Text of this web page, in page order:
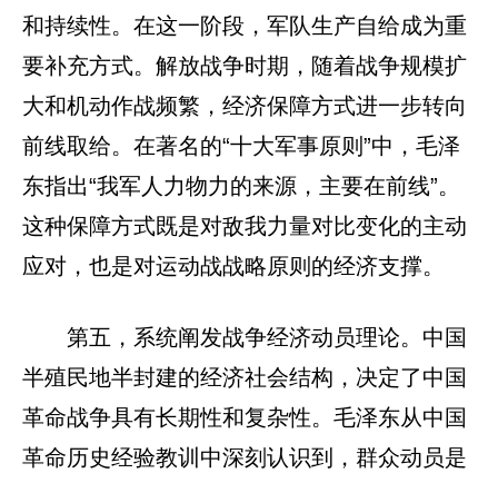
和持续性。在这一阶段，军队生产自给成为重
要补充方式。解放战争时期，随着战争规模扩
大和机动作战频繁，经济保障方式进一步转向
前线取给。在著名的“十大军事原则”中，毛泽
东指出“我军人力物力的来源，主要在前线”。
这种保障方式既是对敌我力量对比变化的主动
应对，也是对运动战战略原则的经济支撑。
第五，系统阐发战争经济动员理论。中国
半殖民地半封建的经济社会结构，决定了中国
革命战争具有长期性和复杂性。毛泽东从中国
革命历史经验教训中深刻认识到，群众动员是